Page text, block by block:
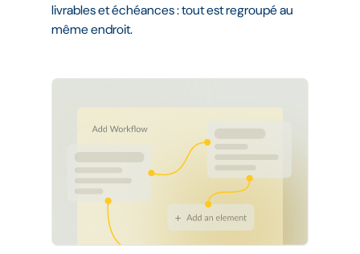
livrables et échéances : tout est regroupé au
même endroit.